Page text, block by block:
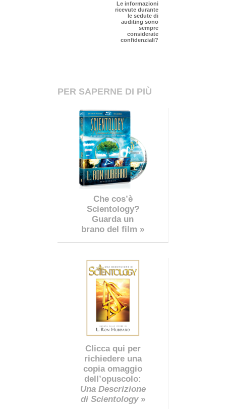
Le informazioni
ricevute durante
le sedute di
auditing sono
sempre
considerate
confidenziali?
PER SAPERNE DI PIÙ
Che cos’è
Scientology?
Guarda un
brano del film »
Clicca qui per
richiedere una
copia omaggio
dell’opuscolo:
Una Descrizione
di Scientology»